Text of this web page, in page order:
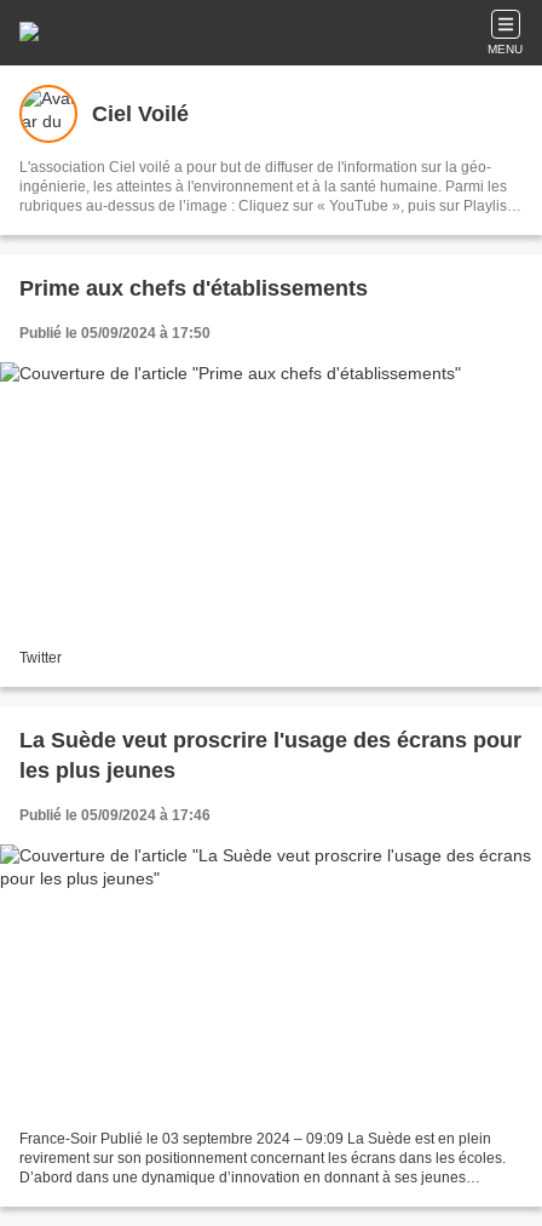
MENU
Ciel Voilé
L'association Ciel voilé a pour but de diffuser de l'information sur la géo-
ingénierie, les atteintes à l'environnement et à la santé humaine. Parmi les
rubriques au-dessus de l’image : Cliquez sur « YouTube », puis sur Playlists,
sur les chemtrails et la géo-ingénierie Cliquez sur « Articles scientifiques » :
pluie, sable, lichens, poils de bêtes, sang, air, filaments
Prime aux chefs d'établissements
Publié le 05/09/2024 à 17:50
Twitter
La Suède veut proscrire l'usage des écrans pour
les plus jeunes
Publié le 05/09/2024 à 17:46
France-Soir Publié le 03 septembre 2024 – 09:09 La Suède est en plein
revirement sur son positionnement concernant les écrans dans les écoles.
D’abord dans une dynamique d’innovation en donnant à ses jeunes